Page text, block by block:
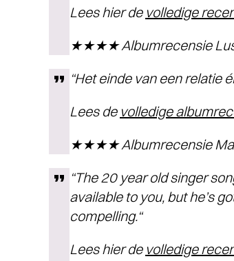
Lees hier de volledige
★★★★ Albumrecensie
“Het einde van een relatie
Lees de volledige
★★★★ Albumrecensie
“The 20 year old singer
available to you, but he’s
compelling.“
Lees hier de volledige